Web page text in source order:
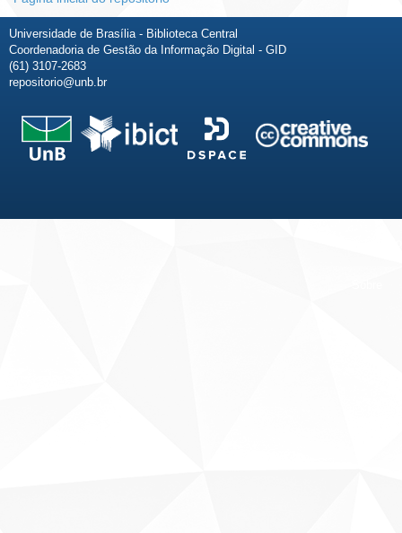
Universidade de Brasília - Biblioteca Central
Coordenadoria de Gestão da Informação Digital - GID
(61) 3107-2683
repositorio@unb.br